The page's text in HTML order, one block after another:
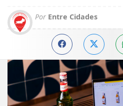
Por Entre Cidades